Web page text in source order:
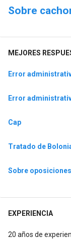
Sobre
MEJORES
Error
Error
Cap
Tratado de
Sobre oposiciones
EXPERIENCIA
20 años de